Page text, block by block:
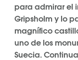
para admirar el
Gripsholm y lo
magnífico
uno de los
Suecia.